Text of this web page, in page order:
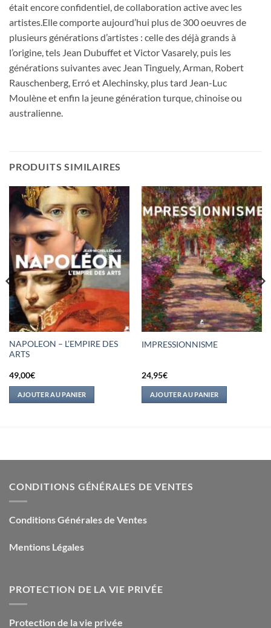
était encore confidentiel, de collaboration active avec les
artistes.Elle comporte aujourd’hui plus de 300 oeuvres de
plusieurs générations d’artistes : celle des déjà grands à
l’origine, tels Jean Dubuffet et Victor Vasarely, puis les
générations suivantes avec Jean Tinguely, Arman, Robert
Rauschenberg, Erró et Alechinsky, plus tard Jean-Luc
Moulène et enfin la jeune génération turque, chinoise ou
australienne.
PRODUITS SIMILAIRES
NAPOLEON – L’EMPIRE DES
ARTS
49,00€
AJOUTER AU PANIER
IMPRESSIONNISME
24,95€
AJOUTER AU PANIER
CONDITIONS GÉNÉRALES DE VENTES
Conditions Générales de Ventes
Mentions Légales
PROTECTION DE LA VIE PRIVÉE
Protection de la vie privée